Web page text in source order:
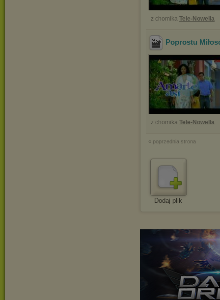
z chomika Tele-Nowella
Poprostu
z chomika Tele-Nowella
« poprzednia strona
Dodaj plik